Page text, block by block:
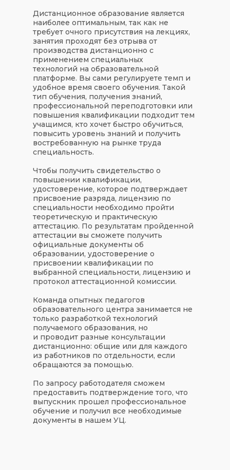
Дистанционное образование является
наиболее оптимальным, так как не
требует очного присутствия на лекциях,
занятия проходят без отрыва от
производства дистанционно с
применением специальных
технологий на образовательной
платформе. Вы сами регулируете темп и
удобное время своего обучения. Такой
тип обучения, получения знаний,
профессиональной переподготовки или
повышения квалификации подходит тем
учащимся, кто хочет быстро обучиться,
повысить уровень знаний и получить
востребованную на рынке труда
специальность.
Чтобы получить свидетельство о
повышении квалификации,
удостоверение, которое подтверждает
присвоение разряда, лицензию по
специальности необходимо пройти
теоретическую и практическую
аттестацию. По результатам пройденной
аттестации вы сможете получить
официальные документы об
образовании, удостоверение о
присвоении квалификации по
выбранной специальности, лицензию и
протокол аттестационной комиссии.
Команда опытных педагогов
образовательного центра занимается не
только разработкой технологий
получаемого образования, но
и проводит разные консультации
дистанционно: общие или для каждого
из работников по отдельности, если
обращаются за помощью.
По запросу работодателя сможем
предоставить подтверждение того, что
выпускник прошел профессиональное
обучение и получил все необходимые
документы в нашем УЦ.